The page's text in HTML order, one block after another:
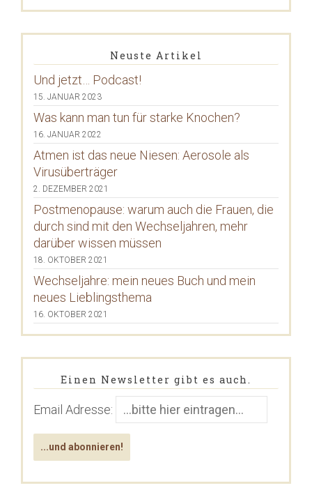
Neuste Artikel
Und jetzt… Podcast!
15. JANUAR 2023
Was kann man tun für starke Knochen?
16. JANUAR 2022
Atmen ist das neue Niesen: Aerosole als
Virusüberträger
2. DEZEMBER 2021
Postmenopause: warum auch die Frauen, die
durch sind mit den Wechseljahren, mehr
darüber wissen müssen
18. OKTOBER 2021
Wechseljahre: mein neues Buch und mein
neues Lieblingsthema
16. OKTOBER 2021
Einen Newsletter gibt es auch.
Email Adresse: